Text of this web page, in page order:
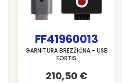
FF41960013
GARNITURA BREZŽIČNA - USB
FORTIS
210,50 €